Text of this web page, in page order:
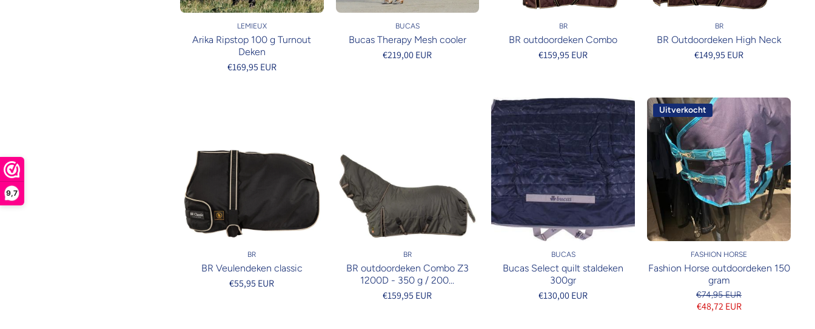
9,7
LEMIEUX
Arika Ripstop 100 g Turnout
Deken
€169,95 EUR
BUCAS
Bucas Therapy Mesh cooler
€219,00 EUR
BR
BR outdoordeken Combo
€159,95 EUR
BR
BR Outdoordeken High Neck
€149,95 EUR
BR
BR Veulendeken classic
€55,95 EUR
BR
BR outdoordeken Combo Z3
1200D - 350 g / 200...
€159,95 EUR
BUCAS
Bucas Select quilt staldeken
300gr
€130,00 EUR
Uitverkocht
FASHION HORSE
Fashion Horse outdoordeken 150
gram
€74,95 EUR
€48,72 EUR